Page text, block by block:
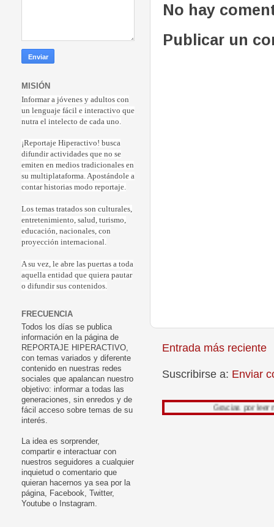
No hay
Publicar un
Entrada más reciente
Suscribirse a: Enviar
Gracias por leer mi
MISIÓN
Informar a jóvenes y adultos con
un lenguaje fácil e interactivo que
nutra el intelecto de cada uno.
¡Reportaje Hiperactivo! busca
difundir actividades que no se
emiten en medios tradicionales en
su multiplataforma. Apostándole a
contar historias modo reportaje.
Los temas tratados son culturales,
entretenimiento, salud, turismo,
educación, nacionales, con
proyección internacional.
A su vez, le abre las puertas a toda
aquella entidad que quiera pautar
o difundir sus contenidos.
FRECUENCIA
Todos los días se publica
información en la página de
REPORTAJE HIPERACTIVO,
con temas variados y diferente
contenido en nuestras redes
sociales que apalancan nuestro
objetivo: informar a todas las
generaciones, sin enredos y de
fácil acceso sobre temas de su
interés.
La idea es sorprender,
compartir e interactuar con
nuestros seguidores a cualquier
inquietud o comentario que
quieran hacernos ya sea por la
página, Facebook, Twitter,
Youtube o Instagram.